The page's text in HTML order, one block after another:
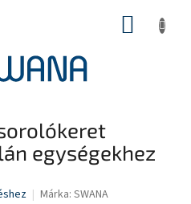
KOSÁR
egységekhez
Márka: SWANA